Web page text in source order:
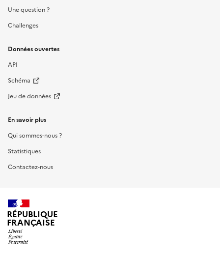
Une question ?
Challenges
Données ouvertes
API
Schéma
Jeu de données
En savoir plus
Qui sommes-nous ?
Statistiques
Contactez-nous
RÉPUBLIQUE
FRANÇAISE